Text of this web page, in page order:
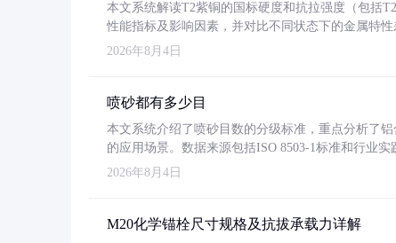
本文系统解读T2紫铜的国标硬度和抗拉强度（包括
性能指标及影响因素，并对比不同状态下的金属特性
2026年8月4日
喷砂都有多少目
本文系统介绍了喷砂目数的分级标准，重点分析了
的应用场景。数据来源包括ISO 8503-1标准和行业
2026年8月4日
M20化学锚栓尺寸规格及抗拔承载力详解